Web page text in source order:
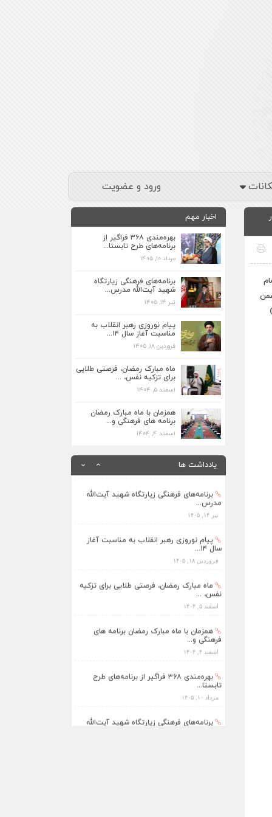
ورود و عضویت
اخبار مهم
بهره‌مندی ۳۶۸ فراگیر از
برنامه‌های طرح تابستا...
مرداد ۱۰, ۱۴۰۵
برنامه‌های فرهنگی زیارتگاه
شهید آیت‌الله مدرس...
تیر ۱۴, ۱۴۰۵
پیام نوروزی رهبر انقلاب به
مناسبت آغاز سال ۱۴...
فروردین ۱۸, ۱۴۰۵
ماه مبارک رمضان، فرصتی طلایی
برای تزکیه نفس، ...
اسفند ۵, ۱۴۰۴
همزمان با ماه مبارک رمضان
برنامه های فرهنگی و...
اسفند ۴, ۱۴۰۴
یادداشت ها
برنامه‌های فرهنگی زیارتگاه شهید آیت‌الله
تیر ۱۴, ۱۴۰۵
پیام نوروزی رهبر انقلاب به مناسبت آغاز
فروردین ۱۸, ۱۴۰۵
ماه مبارک رمضان، فرصتی طلایی برای تزکیه
نفس، ...
اسفند ۵, ۱۴۰۴
فرهنگی و...
اسفند ۴, ۱۴۰۴
تابستا...
مرداد ۱۰, ۱۴۰۵
برنامه‌های فرهنگی زیارتگاه شهید آیت‌الله
مدرس...
پیام نوروزی رهبر انقلاب به مناسبت آغاز
سال ۱۴...
ماه مبارک رمضان، فرصتی طلایی برای تزکیه
نفس، ...
اسفند ۵, ۱۴۰۴
همزمان با ماه مبارک رمضان برنامه های
فرهنگی و...
اسفند ۴, ۱۴۰۴
بهره‌مندی ۳۶۸ فراگیر از برنامه‌های طرح
تابستا...
مرداد ۱۰, ۱۴۰۵
برنامه‌های فرهنگی زیارتگاه شهید آیت‌الله
مدرس...